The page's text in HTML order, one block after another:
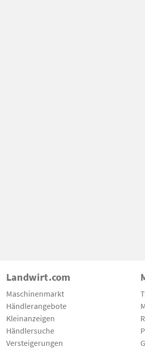
Landwirt.com
Maschinenmarkt
Händlerangebote
Kleinanzeigen
Händlersuche
Versteigerungen